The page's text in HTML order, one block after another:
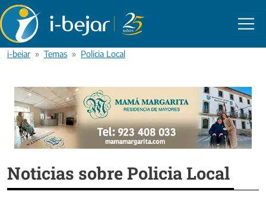
Pasar al contenido principal
i-bejar Temas Policia Local
Noticias sobre Policia Local